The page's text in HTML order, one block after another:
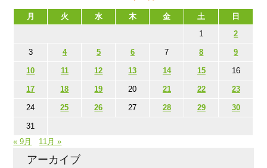
月 火 水 木 金 土
日
1
2
3 4 5 6 7 8 9
10 11 12 13 14 15 16
17 18 19 20 21 22 23
24 25 26 27 28 29 30
31
« 9月
11月 »
アーカイブ